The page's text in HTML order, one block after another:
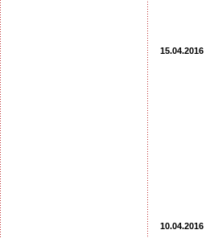
15.04.2016
10.04.2016